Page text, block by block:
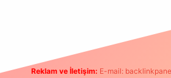
Reklam ve İletişim: E-mail: